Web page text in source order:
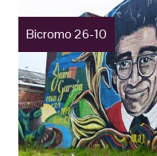
Bicromo 26-10